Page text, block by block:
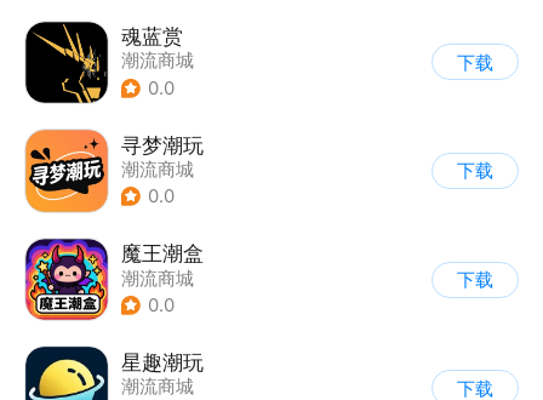
魂蓝赏
潮流商城
0.0
下载
寻梦潮玩
潮流商城
0.0
下载
魔王潮盒
潮流商城
0.0
下载
星趣潮玩
潮流商城
下载